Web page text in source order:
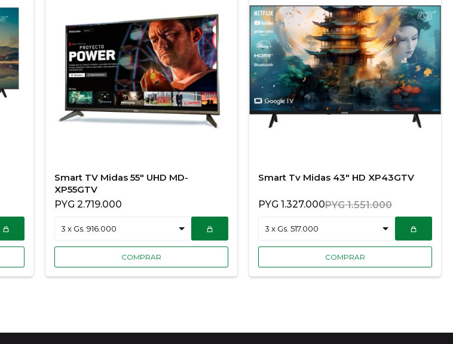
Smart TV Midas 55" UHD MD-
XP55GTV
PYG 2.719.000
Smart Tv Midas 43" HD XP43GTV
PYG 1.327.000PYG 1.551.000